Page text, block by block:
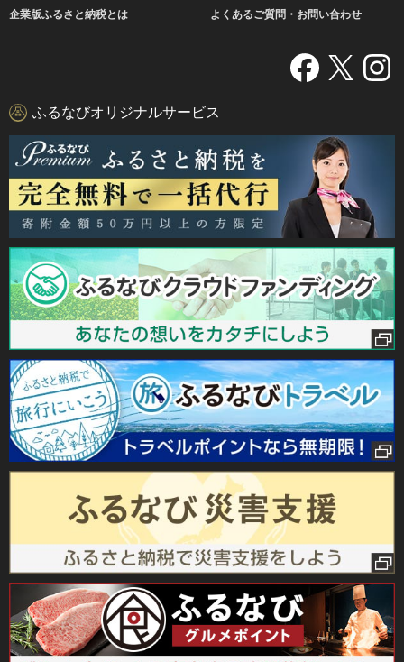
企業版ふるさと納税とは
よくあるご質問・お問い合わせ
ふるなびオリジナルサービス